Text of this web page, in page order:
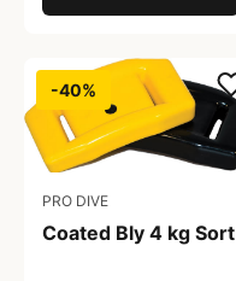
-40%
PRO DIVE
Coated Bly 4 kg Sort